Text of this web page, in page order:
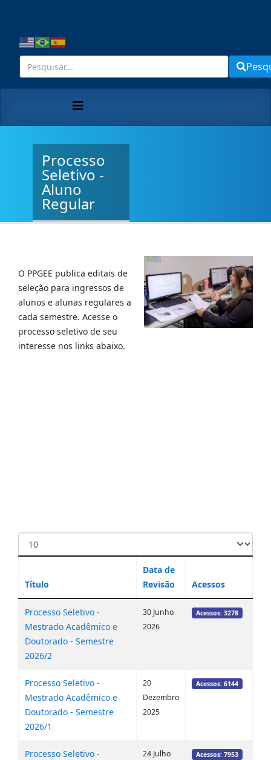
Processo
Seletivo -
Aluno
Regular
O PPGEE publica editais de
seleção para ingressos de
alunos e alunas regulares a
cada semestre. Acesse o
processo seletivo de seu
interesse nos links abaixo.
Título
Data de
Revisão
Acessos
Processo Seletivo -
Mestrado Acadêmico e
Doutorado - Semestre
2026/2
30 Junho
2026
Acessos: 3278
Processo Seletivo -
Mestrado Acadêmico e
Doutorado - Semestre
2026/1
20
Dezembro
2025
Acessos: 6144
Processo Seletivo -
24 Julho
Acessos: 7953